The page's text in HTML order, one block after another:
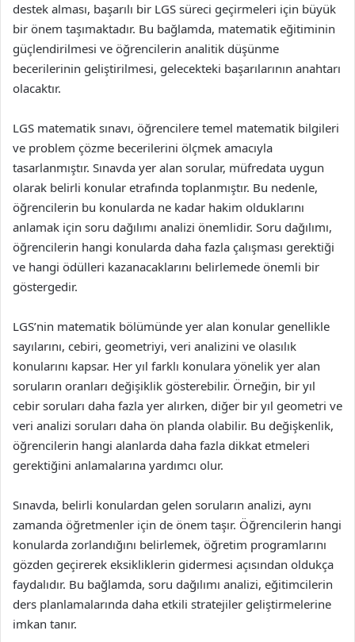
destek alması, başarılı bir LGS süreci geçirmeleri için büyük
bir önem taşımaktadır. Bu bağlamda, matematik eğitiminin
güçlendirilmesi ve öğrencilerin analitik düşünme
becerilerinin geliştirilmesi, gelecekteki başarılarının anahtarı
olacaktır.
LGS matematik sınavı, öğrencilere temel matematik bilgileri
ve problem çözme becerilerini ölçmek amacıyla
tasarlanmıştır. Sınavda yer alan sorular, müfredata uygun
olarak belirli konular etrafında toplanmıştır. Bu nedenle,
öğrencilerin bu konularda ne kadar hakim olduklarını
anlamak için soru dağılımı analizi önemlidir. Soru dağılımı,
öğrencilerin hangi konularda daha fazla çalışması gerektiği
ve hangi ödülleri kazanacaklarını belirlemede önemli bir
göstergedir.
LGS’nin matematik bölümünde yer alan konular genellikle
sayılarını, cebiri, geometriyi, veri analizini ve olasılık
konularını kapsar. Her yıl farklı konulara yönelik yer alan
soruların oranları değişiklik gösterebilir. Örneğin, bir yıl
cebir soruları daha fazla yer alırken, diğer bir yıl geometri ve
veri analizi soruları daha ön planda olabilir. Bu değişkenlik,
öğrencilerin hangi alanlarda daha fazla dikkat etmeleri
gerektiğini anlamalarına yardımcı olur.
Sınavda, belirli konulardan gelen soruların analizi, aynı
zamanda öğretmenler için de önem taşır. Öğrencilerin hangi
konularda zorlandığını belirlemek, öğretim programlarını
gözden geçirerek eksikliklerin gidermesi açısından oldukça
faydalıdır. Bu bağlamda, soru dağılımı analizi, eğitimcilerin
ders planlamalarında daha etkili stratejiler geliştirmelerine
imkan tanır.